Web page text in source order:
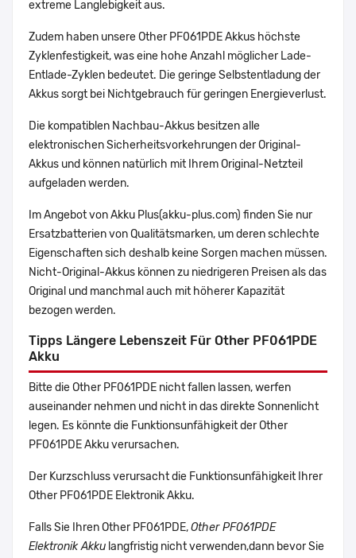
extreme Langlebigkeit aus.
Zudem haben unsere Other PF061PDE Akkus höchste
Zyklenfestigkeit, was eine hohe Anzahl möglicher Lade-
Entlade-Zyklen bedeutet. Die geringe Selbstentladung der
Akkus sorgt bei Nichtgebrauch für geringen Energieverlust.
Die kompatiblen Nachbau-Akkus besitzen alle
elektronischen Sicherheitsvorkehrungen der Original-
Akkus und können natürlich mit Ihrem Original-Netzteil
aufgeladen werden.
Im Angebot von Akku Plus(akku-plus.com) finden Sie nur
Ersatzbatterien von Qualitätsmarken, um deren schlechte
Eigenschaften sich deshalb keine Sorgen machen müssen.
Nicht-Original-Akkus können zu niedrigeren Preisen als das
Original und manchmal auch mit höherer Kapazität
bezogen werden.
Tipps Längere Lebenszeit Für Other PF061PDE
Akku
Bitte die Other PF061PDE nicht fallen lassen, werfen
auseinander nehmen und nicht in das direkte Sonnenlicht
legen. Es könnte die Funktionsunfähigkeit der Other
PF061PDE Akku verursachen.
Der Kurzschluss verursacht die Funktionsunfähigkeit Ihrer
Other PF061PDE Elektronik Akku.
Falls Sie Ihren Other PF061PDE,Other PF061PDE
Elektronik Akku langfristig nicht verwenden,dann bevor Sie